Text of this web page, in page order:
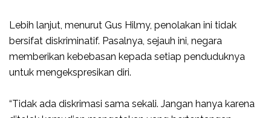
Lebih lanjut, menurut Gus Hilmy, penolakan ini tidak
bersifat diskriminatif. Pasalnya, sejauh ini, negara
memberikan kebebasan kepada setiap penduduknya
untuk mengekspresikan diri.
“Tidak ada diskrimasi sama sekali. Jangan hanya karena